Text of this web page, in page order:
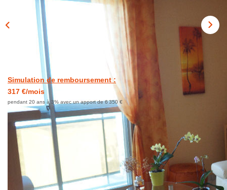
CONTACT
Simulation de remboursement :
317 €/mois
pendant 20 ans à 3% avec un apport de 6 350 €
Description
Réf : B-E0NTJ7
Seulement chez Orpi. Place Napoléon III, venez découvrir